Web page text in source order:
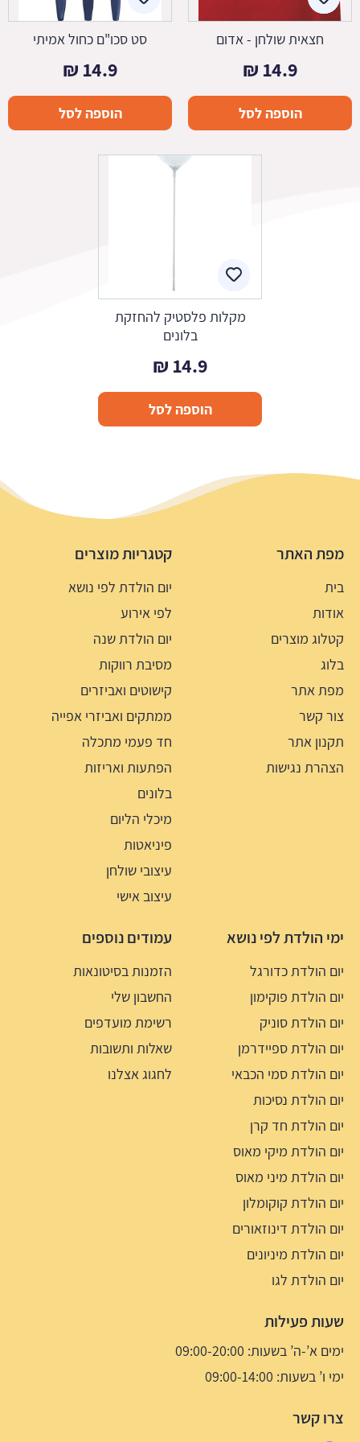
חצאית שולחן - אדום
14.9
₪
הוספה לסל
סט סכו"ם כחול אמיתי
14.9
₪
הוספה לסל
מקלות פלסטיק להחזקת
בלונים
14.9
₪
הוספה לסל
מפת האתר
בית
אודות
קטלוג מוצרים
בלוג
מפת אתר
צור קשר
תקנון אתר
הצהרת נגישות
קטגריות מוצרים
יום הולדת לפי נושא
לפי אירוע
יום הולדת שנה
מסיבת רווקות
קישוטים ואביזרים
ממתקים ואביזרי אפייה
חד פעמי מתכלה
הפתעות ואריזות
בלונים
מיכלי הליום
פיניאטות
עיצובי שולחן
עיצוב אישי
ימי הולדת לפי נושא
יום הולדת כדורגל
יום הולדת פוקימון
יום הולדת סוניק
יום הולדת ספיידרמן
יום הולדת סמי הכבאי
יום הולדת נסיכות
יום הולדת חד קרן
יום הולדת מיקי מאוס
יום הולדת מיני מאוס
יום הולדת קוקומלון
יום הולדת דינוזאורים
יום הולדת מיניונים
יום הולדת לגו
עמודים נוספים
הזמנות בסיטונאות
החשבון שלי
רשימת מועדפים
שאלות ותשובות
לחגוג אצלנו
שעות פעילות
ימים א’-ה’ בשעות: 09:00-20:00
ימי ו’ בשעות: 09:00-14:00
צרו קשר